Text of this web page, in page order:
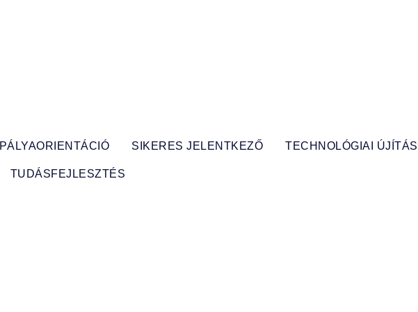
PÁLYAORIENTÁCIÓ SIKERES JELENTKEZŐ TECHNOLÓGIAI
TUDÁSFEJLESZTÉS